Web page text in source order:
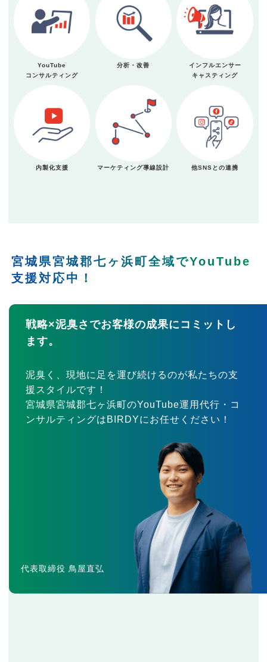
YouTube
コンサルティング
分析・改善
インフルエンサー
キャスティング
内製化支援 マーケティング導線設計 他SNSとの連携
宮城県宮城郡七ヶ浜町全域でYouTube
支援対応中！
戦略×泥臭さでお客様の成果にコミットし
ます。
泥臭く、現地に足を運び続けるのが私たちの支
援スタイルです！
宮城県宮城郡七ヶ浜町のYouTube運用代行・コ
ンサルティングはBIRDYにお任せください！
代表取締役 鳥屋直弘